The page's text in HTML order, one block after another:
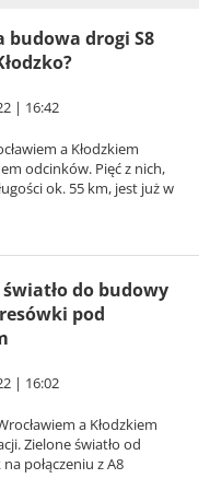
budowa drogi S8
| 16:42
a Kłodzkiem
odcinków. Pięć z nich,
ok. 55 km, jest już w
światło do budowy
pod
| 16:02
a Kłodzkiem
Zielone światło od
połączeniu z A8